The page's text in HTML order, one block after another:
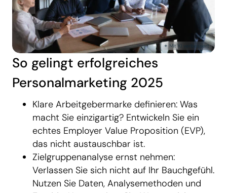
So gelingt erfolgreiches
Personalmarketing 2025
Klare Arbeitgebermarke definieren: Was
macht Sie einzigartig? Entwickeln Sie ein
echtes Employer Value Proposition (EVP),
das nicht austauschbar ist.
Zielgruppenanalyse ernst nehmen:
Verlassen Sie sich nicht auf Ihr Bauchgefühl.
Nutzen Sie Daten, Analysemethoden und